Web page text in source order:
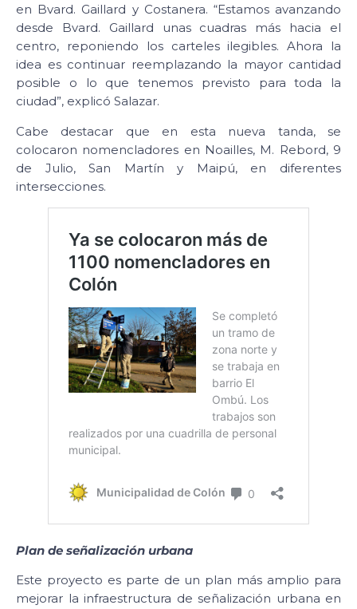
en Bvard. Gaillard y Costanera. “Estamos avanzando
desde Bvard. Gaillard unas cuadras más hacia el
centro, reponiendo los carteles ilegibles. Ahora la
idea es continuar reemplazando la mayor cantidad
posible o lo que tenemos previsto para toda la
ciudad”, explicó Salazar.
Cabe destacar que en esta nueva tanda, se
colocaron nomencladores en Noailles, M. Rebord, 9
de Julio, San Martín y Maipú, en diferentes
intersecciones.
Plan de señalización urbana
Este proyecto es parte de un plan más amplio para
mejorar la infraestructura de señalización urbana en